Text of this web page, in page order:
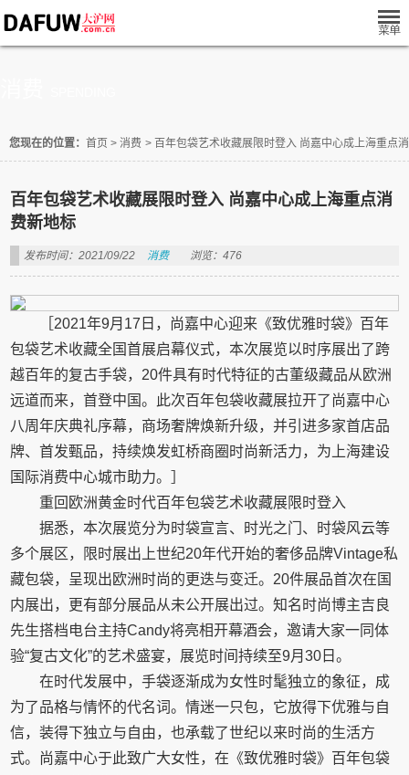
您现在的位置： 首页 > 消费 > 百年包袋艺术收藏展限时登入 尚嘉中心成上海重点
百年包袋艺术收藏展限时登入 尚嘉中心成上海重点消
费新地标
发布时间：2021/09/22 消费 浏览：476
［2021年9月17日，尚嘉中心迎来《致优雅时袋》百年
包袋艺术收藏全国首展启幕仪式，本次展览以时序展出了跨
越百年的复古手袋，20件具有时代特征的古董级藏品从欧洲
远道而来，首登中国。此次百年包袋收藏展拉开了尚嘉中心
八周年庆典礼序幕，商场奢牌焕新升级，并引进多家首店品
牌、首发甄品，持续焕发虹桥商圈时尚新活力，为上海建设
国际消费中心城市助力。］
重回欧洲黄金时代百年包袋艺术收藏展限时登入
据悉，本次展览分为时袋宣言、时光之门、时袋风云等
多个展区，限时展出上世纪20年代开始的奢侈品牌Vintage私
藏包袋，呈现出欧洲时尚的更迭与变迁。20件展品首次在国
内展出，更有部分展品从未公开展出过。知名时尚博主吉良
先生搭档电台主持Candy将亮相开幕酒会，邀请大家一同体
验“复古文化”的艺术盛宴，展览时间持续至9月30日。
在时代发展中，手袋逐渐成为女性时髦独立的象征，成
为了品格与情怀的代名词。情迷一只包，它放得下优雅与自
信，装得下独立与自由，也承载了世纪以来时尚的生活方
式。尚嘉中心于此致广大女性，在《致优雅时袋》百年包袋